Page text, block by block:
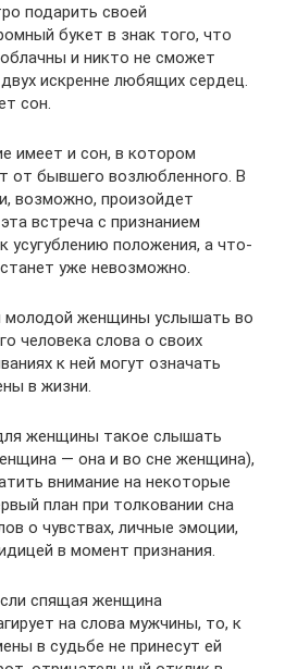
подарить своей
букет в знак того, что
и никто не сможет
искренне любящих сердец.
сон.
имеет и сон, в котором
от бывшего возлюбленного. В
возможно, произойдет
встреча с признанием
усугублению положения, а что-
уже невозможно.
женщины услышать во
человека слова о своих
к ней могут означать
в жизни.
женщины такое слышать
— она и во сне женщина),
внимание на некоторые
план при толковании сна
о чувствах, личные эмоции,
в момент признания.
спящая женщина
на слова мужчины, то, к
в судьбе не принесут ей